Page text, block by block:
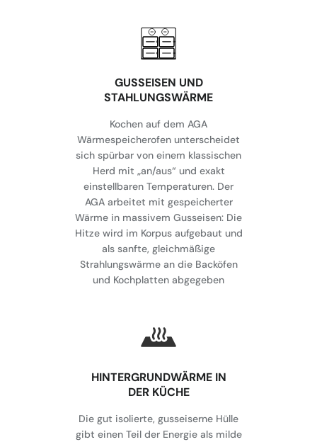
GUSSEISEN UND
STAHLUNGSWÄRME
Kochen auf dem AGA
Wärmespeicherofen unterscheidet
sich spürbar von einem klassischen
Herd mit „an/aus“ und exakt
einstellbaren Temperaturen. Der
AGA arbeitet mit gespeicherter
Wärme in massivem Gusseisen: Die
Hitze wird im Korpus aufgebaut und
als sanfte, gleichmäßige
Strahlungswärme an die Backöfen
und Kochplatten abgegeben
HINTERGRUNDWÄRME IN
DER KÜCHE
Die gut isolierte, gusseiserne Hülle
gibt einen Teil der Energie als milde